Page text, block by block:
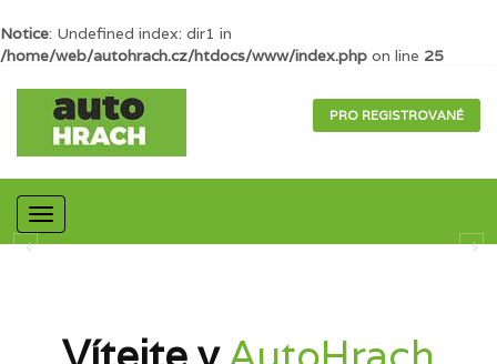
Notice: Undefined index: dir1 in
/home/web/autohrach.cz/htdocs/www/index.php on line 25
PRO REGISTROVANÉ
Mobilní
navigace